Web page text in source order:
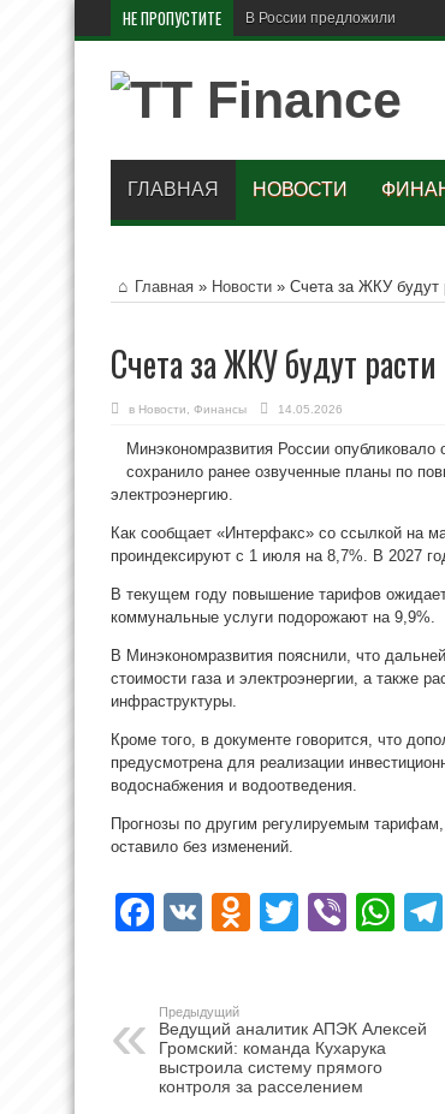
НЕ ПРОПУСТИТЕ В России предложили
ГЛАВНАЯ НОВОСТИ
Главная » Новости » Счета за ЖКУ будут
Счета за ЖКУ будут
в Новости Финансы 14.05.2026
Минэкономразвития России опубликовало
сохранило ранее озвученные планы по
электроэнергию.
Как сообщает «Интерфакс» со ссылкой на
проиндексируют с 1 июля на 8,7%. В 2027
В текущем году повышение тарифов
коммунальные услуги подорожают на 9,9%.
В Минэкономразвития пояснили, что
стоимости газа и электроэнергии, а также
инфраструктуры.
Кроме того, в документе говорится, что
предусмотрена для реализации
водоснабжения и водоотведения.
Прогнозы по другим регулируемым
оставило без изменений.
Facebook
VK Twitter
Viber
Предыдущий
Ведущий аналитик АПЭК Алексей
Громский: команда Кухарука
выстроила систему прямого
контроля за расселением